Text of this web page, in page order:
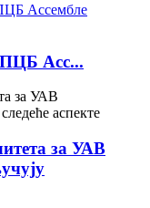
Асс...
за УАВ